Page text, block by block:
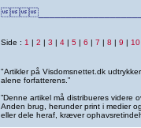
Side : 1 | 2 | 3 | 4 | 5 | 6 | 7 | 8 | 9 | 10
"Artikler på Visdomsnettet.dk
alene forfatterens.”
”Denne artikel må distribueres videre
Anden brug, herunder print i medier
eller dele heraf, kræver